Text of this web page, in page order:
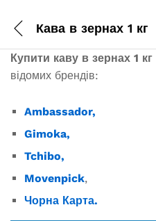
Кава в зернах 1 кг
Купити каву в зернах 1 кг
відомих брендів:
Ambassador,
Gimoka,
Tchibo,
Movenpick,
Чорна Карта.